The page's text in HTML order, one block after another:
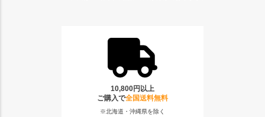
10,800円以上
ご購入で全国送料無料
※北海道・沖縄県を除く